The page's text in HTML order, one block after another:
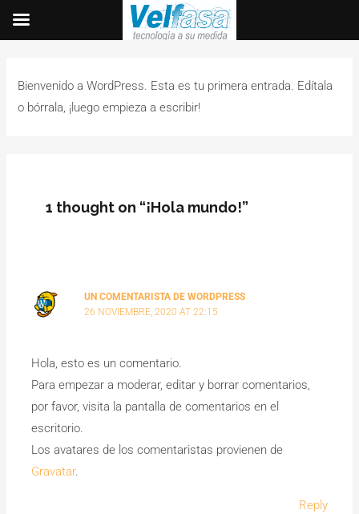
Bienvenido a WordPress. Esta es tu primera entrada. Edítala
o bórrala, ¡luego empieza a escribir!
1 thought on “¡Hola mundo!”
UN COMENTARISTA DE WORDPRESS
26 NOVIEMBRE, 2020 AT 22:15
Hola, esto es un comentario.
Para empezar a moderar, editar y borrar comentarios,
por favor, visita la pantalla de comentarios en el
escritorio.
Los avatares de los comentaristas provienen de
Gravatar.
Reply